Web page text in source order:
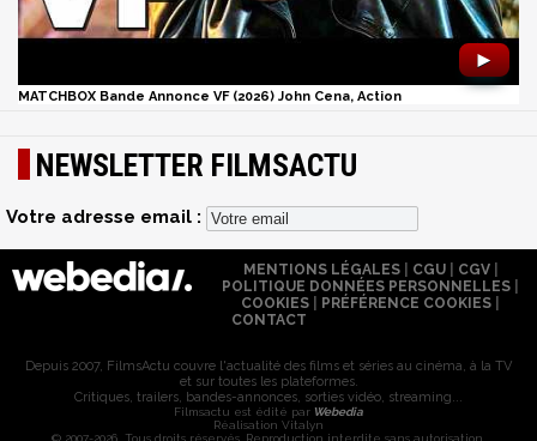
►
MATCHBOX Bande Annonce VF (2026) John Cena, Action
NEWSLETTER FILMSACTU
Votre adresse email :
MENTIONS LÉGALES| CGU| CGV|
POLITIQUE DONNÉES PERSONNELLES
COOKIES
PRÉFÉRENCE COOKIES
CONTACT
Depuis 2007, FilmsActu couvre l'actualité des films et séries au cinéma, à la TV
et sur toutes les plateformes.
Critiques, trailers, bandes-annonces, sorties vidéo, streaming...
Filmsactu est édité par Webedia
Réalisation Vitalyn
© 2007-2026 Tous droits réservés. Reproduction interdite sans autorisation.